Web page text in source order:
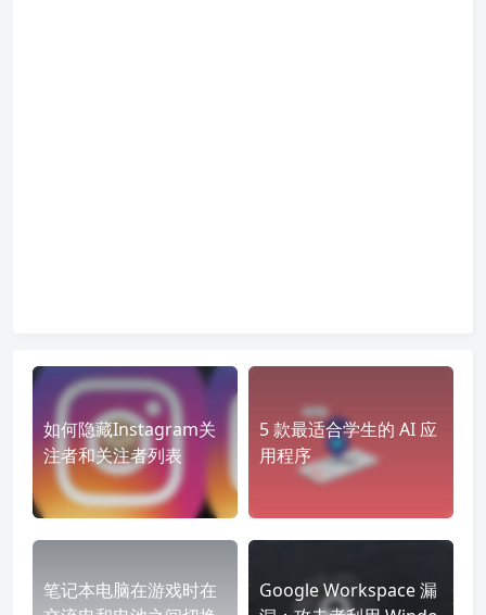
如何隐藏Instagram关
注者和关注者列表
5 款最适合学生的 AI 应
用程序
笔记本电脑在游戏时在
Google Workspace 漏